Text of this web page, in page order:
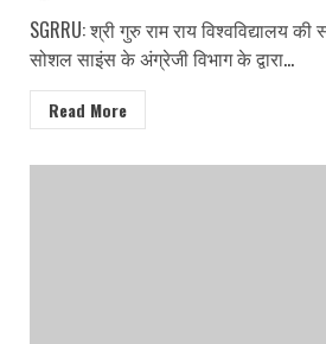
SGRRU: श्री गुरु राम राय विश्वविद्यालय
सोशल साइंस के अंग्रेजी विभाग के द्वारा...
Read More